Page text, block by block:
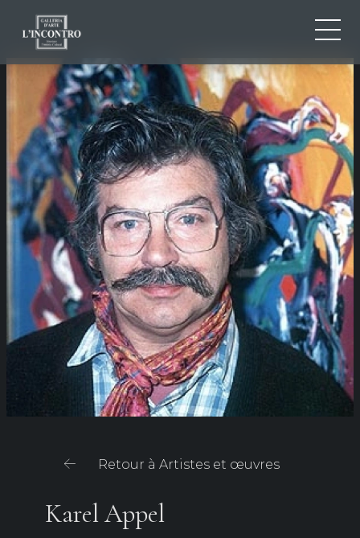
EN
FR
QUI SOMMES-NOU
NEWS ED EVENTS
ARTISTES ET ŒUVRES
EXPOSITIONS
CONTACTS
Retour à Artistes et œuvres
Karel Appel